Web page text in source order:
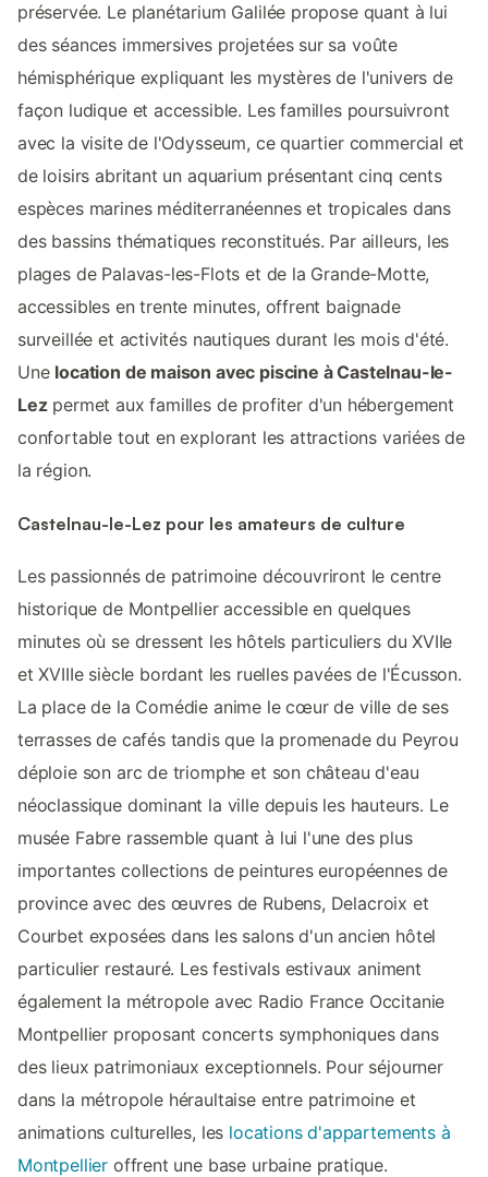
préservée. Le planétarium Galilée propose quant à lui
des séances immersives projetées sur sa voûte
hémisphérique expliquant les mystères de l'univers de
façon ludique et accessible. Les familles poursuivront
avec la visite de l'Odysseum, ce quartier commercial et
de loisirs abritant un aquarium présentant cinq cents
espèces marines méditerranéennes et tropicales dans
des bassins thématiques reconstitués. Par ailleurs, les
plages de Palavas-les-Flots et de la Grande-Motte,
accessibles en trente minutes, offrent baignade
surveillée et activités nautiques durant les mois d'été.
Une location de maison avec piscine à Castelnau-le-
Lezpermet aux familles de profiter d'un hébergement
confortable tout en explorant les attractions variées de
la région.
Castelnau-le-Lez pour les amateurs de culture
Les passionnés de patrimoine découvriront le centre
historique de Montpellier accessible en quelques
minutes où se dressent les hôtels particuliers du XVIIe
et XVIIIe siècle bordant les ruelles pavées de l'Écusson.
La place de la Comédie anime le cœur de ville de ses
terrasses de cafés tandis que la promenade du Peyrou
déploie son arc de triomphe et son château d'eau
néoclassique dominant la ville depuis les hauteurs. Le
musée Fabre rassemble quant à lui l'une des plus
importantes collections de peintures européennes de
province avec des œuvres de Rubens, Delacroix et
Courbet exposées dans les salons d'un ancien hôtel
particulier restauré. Les festivals estivaux animent
également la métropole avec Radio France Occitanie
Montpellier proposant concerts symphoniques dans
des lieux patrimoniaux exceptionnels. Pour séjourner
dans la métropole héraultaise entre patrimoine et
animations culturelles, les locations d'appartements à
Montpellier offrent une base urbaine pratique.